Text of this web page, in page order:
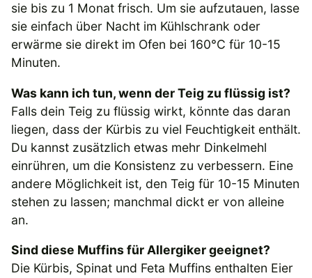
sie bis zu 1 Monat frisch. Um sie aufzutauen, lasse
sie einfach über Nacht im Kühlschrank oder
erwärme sie direkt im Ofen bei 160°C für 10-15
Minuten.
Was kann ich tun, wenn der Teig zu flüssig ist?
Falls dein Teig zu flüssig wirkt, könnte das daran
liegen, dass der Kürbis zu viel Feuchtigkeit enthält.
Du kannst zusätzlich etwas mehr Dinkelmehl
einrühren, um die Konsistenz zu verbessern. Eine
andere Möglichkeit ist, den Teig für 10-15 Minuten
stehen zu lassen; manchmal dickt er von alleine
an.
Sind diese Muffins für Allergiker geeignet?
Die Kürbis, Spinat und Feta Muffins enthalten Eier